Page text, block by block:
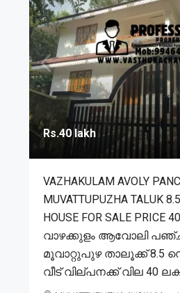
Rs.40 lakh
VAZHAKULAM AVOLY
MUVATTUPUZHA TALUK
HOUSE FOR SALE PRICE
വാഴക്കുളം ആവോലി
മൂവാറ്റുപുഴ താലൂക്ക് 8.5
വീട് വില്പനക്ക് വില 40